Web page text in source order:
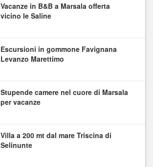
Vacanze in B&B a Marsala offerta
vicino le Saline
Escursioni in gommone Favignana
Levanzo Marettimo
Stupende camere nel cuore di Marsala
per vacanze
Villa a 200 mt dal mare Triscina di
Selinunte